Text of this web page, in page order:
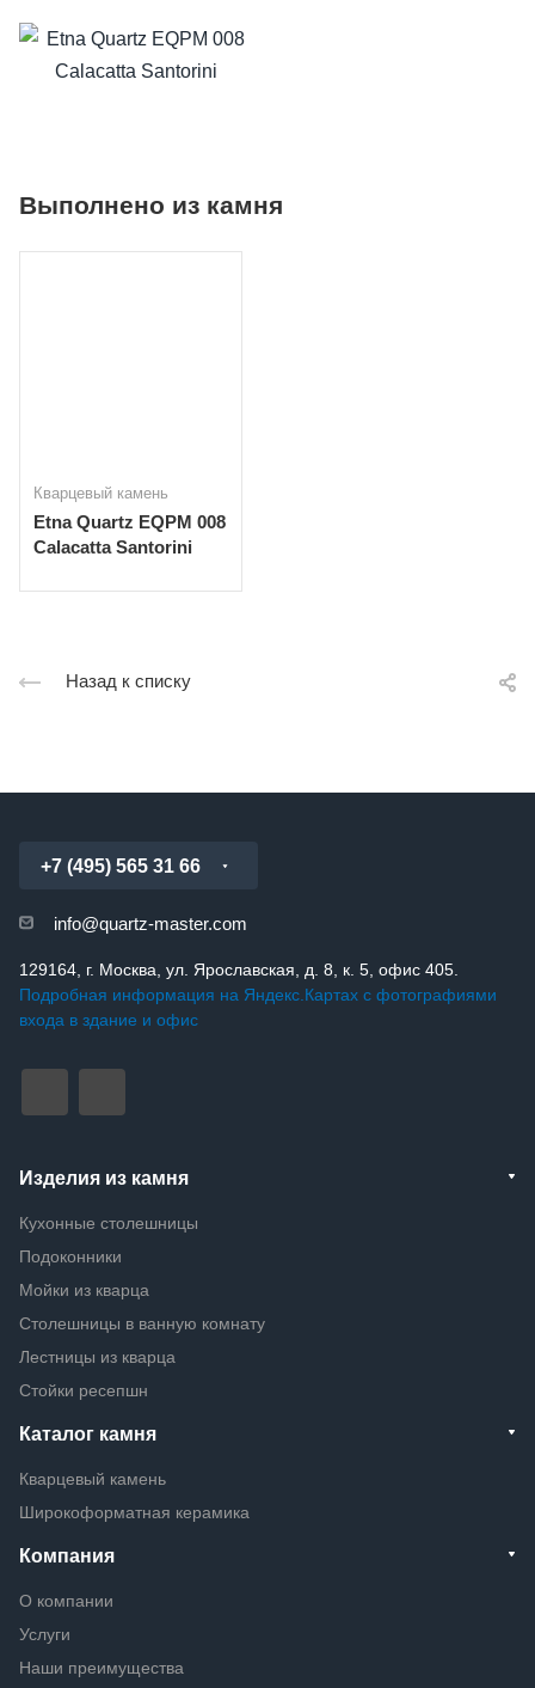
Выполнено из камня
Кварцевый камень
Etna Quartz EQPM 008
Calacatta Santorini
Назад к списку
+7 (495) 565 31 66
info@quartz-master.com
129164, г. Москва, ул. Ярославская, д. 8, к. 5, офис 405.
Подробная информация на Яндекс.Картах с фотографиями
входа в здание и офис
Изделия из камня
Кухонные столешницы
Подоконники
Мойки из кварца
Столешницы в ванную комнату
Лестницы из кварца
Стойки ресепшн
Каталог камня
Кварцевый камень
Широкоформатная керамика
Компания
О компании
Услуги
Наши преимущества